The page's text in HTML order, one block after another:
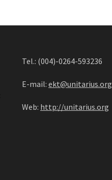
Tel.: (004)-0264-593236
E-mail: ekt@unitarius.org
Web: http://unitarius.org